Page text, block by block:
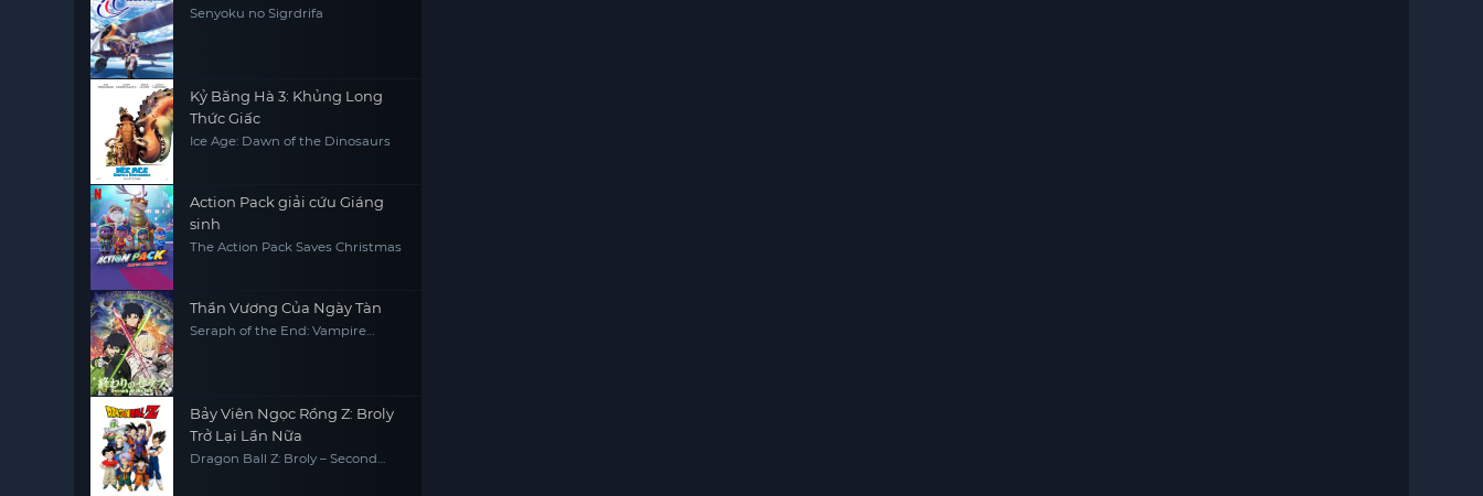
Senyoku no Sigrdrifa
Kỷ Băng Hà 3: Khủng Long
Thức Giấc
Ice Age: Dawn of the Dinosaurs
Action Pack giải cứu Giáng
sinh
The Action Pack Saves Christmas
Thần Vương Của Ngày Tàn
Seraph of the End: Vampire
Bảy Viên Ngọc Rồng Z: Broly
Trở Lại Lần Nữa
Dragon Ball Z: Broly – Second